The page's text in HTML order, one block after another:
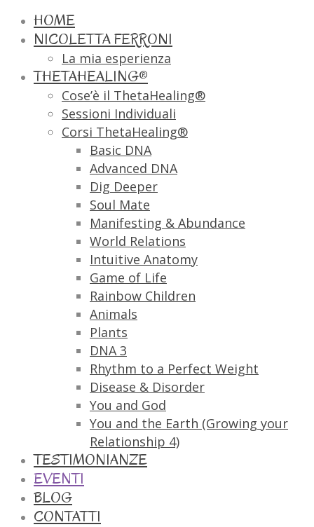
HOME
NICOLETTA FERRONI
La mia esperienza
THETAHEALING®
Cose’è il ThetaHealing®
Sessioni Individuali
Corsi ThetaHealing®
Basic DNA
Advanced DNA
Dig Deeper
Soul Mate
Manifesting & Abundance
World Relations
Intuitive Anatomy
Game of Life
Rainbow Children
Animals
Plants
DNA 3
Rhythm to a Perfect Weight
Disease & Disorder
You and God
You and the Earth (Growing your
Relationship 4)
TESTIMONIANZE
EVENTI
BLOG
CONTATTI